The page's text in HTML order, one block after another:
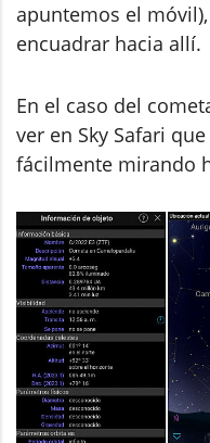
apuntemos el
encuadrar hacia allí.
En el caso del
ver en Sky Safari
fácilmente mirando